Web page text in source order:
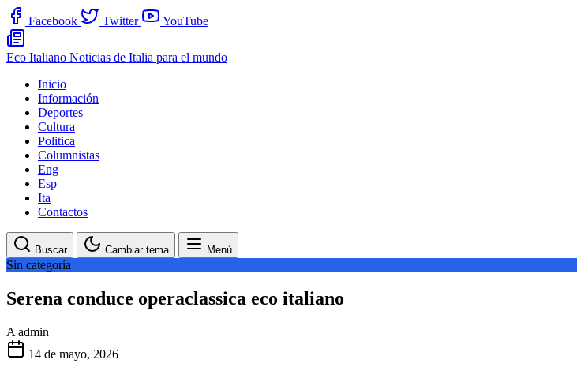
Facebook Twitter YouTube
Eco Italiano Noticias de Italia para el mundo
Inicio
Información
Deportes
Cultura
Politica
Columnistas
Eng
Esp
Ita
Contactos
Buscar Cambiar tema Menú
Sin categoría
Serena conduce operaclassica eco italiano
A admin
14 de mayo, 2026